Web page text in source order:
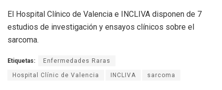
El Hospital Clínico de Valencia e INCLIVA disponen de 7
estudios de investigación y ensayos clínicos sobre el
sarcoma.
Etiquetas: Enfermedades Raras
Hospital Clínic de Valencia INCLIVA sarcoma